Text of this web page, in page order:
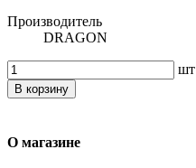
Производитель
DRAGON
шт
В корзину
О магазине